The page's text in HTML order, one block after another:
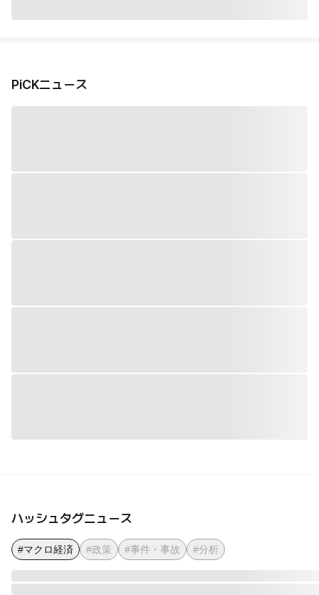
PiCKニュース
ハッシュタグニュース
#マクロ経済 #政策 #事件・事故 #分析